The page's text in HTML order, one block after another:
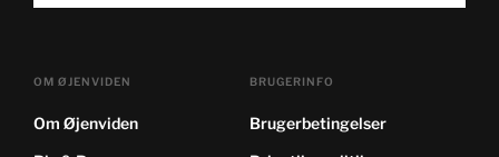
OM ØJENVIDEN
Om Øjenviden
BRUGERINFO
Brugerbetingelser